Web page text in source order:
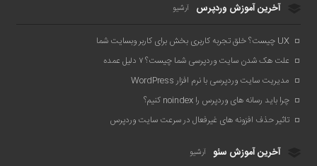
آخرین آموزش وردپرس آرشیو
UX چیست؟ خلق تجربه کاربری بخش برای کاربر وبسایت شما
علت هک شدن سایت وردپرسی شما چیست؟ ۷ دلیل عمده
مدیریت سایت وردپرسی با نرم افزار WordPress
چرا باید رسانه های وردپرس را noindex کنیم؟
تاثیر حذف افزونه های غیرفعال در سرعت سایت وردپرس
آخرین آموزش سئو آرشیو